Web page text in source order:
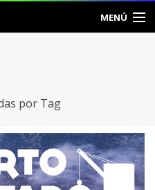
MENÚ
por Tag